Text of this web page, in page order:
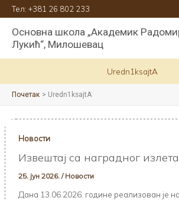
Пређи
на
садржај
Тел: +381 26 802 233
Основна школа „Академик
Лукић“, Милошевац
Uredn1ksajtA
Почетак Uredn1ksajtA
Новости
Извештај са наградног
25. јун 2026. / Новости
Дана 13.06.2026. године реализован је